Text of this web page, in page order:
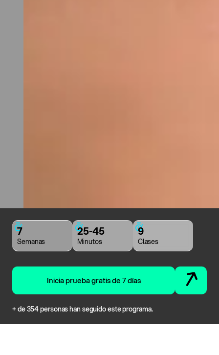
7
Semanas
25-45
Minutos
9
Clases
Inicia prueba gratis de 7 días
+ de 354 personas han seguido este programa.